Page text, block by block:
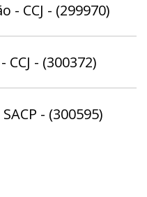
- CCJ - (299970)
CCJ - (300372)
- (300595)